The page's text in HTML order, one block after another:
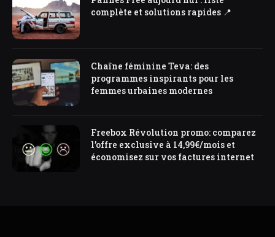
complète et solutions rapides 📍
Chaîne féminine Teva: des
programmes inspirants pour les
femmes urbaines modernes
Freebox Révolution promo: comparez
l’offre exclusive à 14,99€/mois et
économisez sur vos factures internet